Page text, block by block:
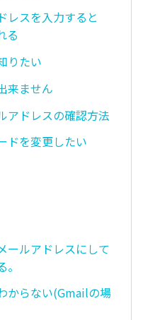
レスを入力すると
る
りたい
来ません
アドレスの確認方法
ドを変更したい
ールアドレスにして
からない(Gmailの場